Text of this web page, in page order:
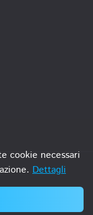
cookie necessari
Dettagli